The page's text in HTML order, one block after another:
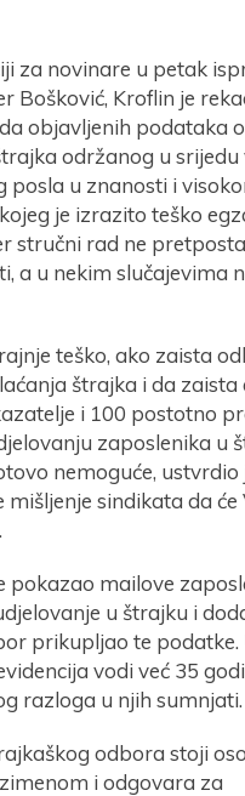
za novinare u petak
Bošković, Kroflin je
objavljenih podataka o
održanog u srijedu
posla u znanosti i
je izrazito teško
stručni rad ne
a u nekim slučajevima
teško, ako zaista
štrajka i da zaista
i 100 postotno
zaposlenika u
nemoguće, ustvrdio
mišljenje sindikata da će
pokazao mailove
u štrajku i
prikupljao te podatke.
vodi već 35
razloga u njih sumnjati.
odbora stoji
i odgovara za